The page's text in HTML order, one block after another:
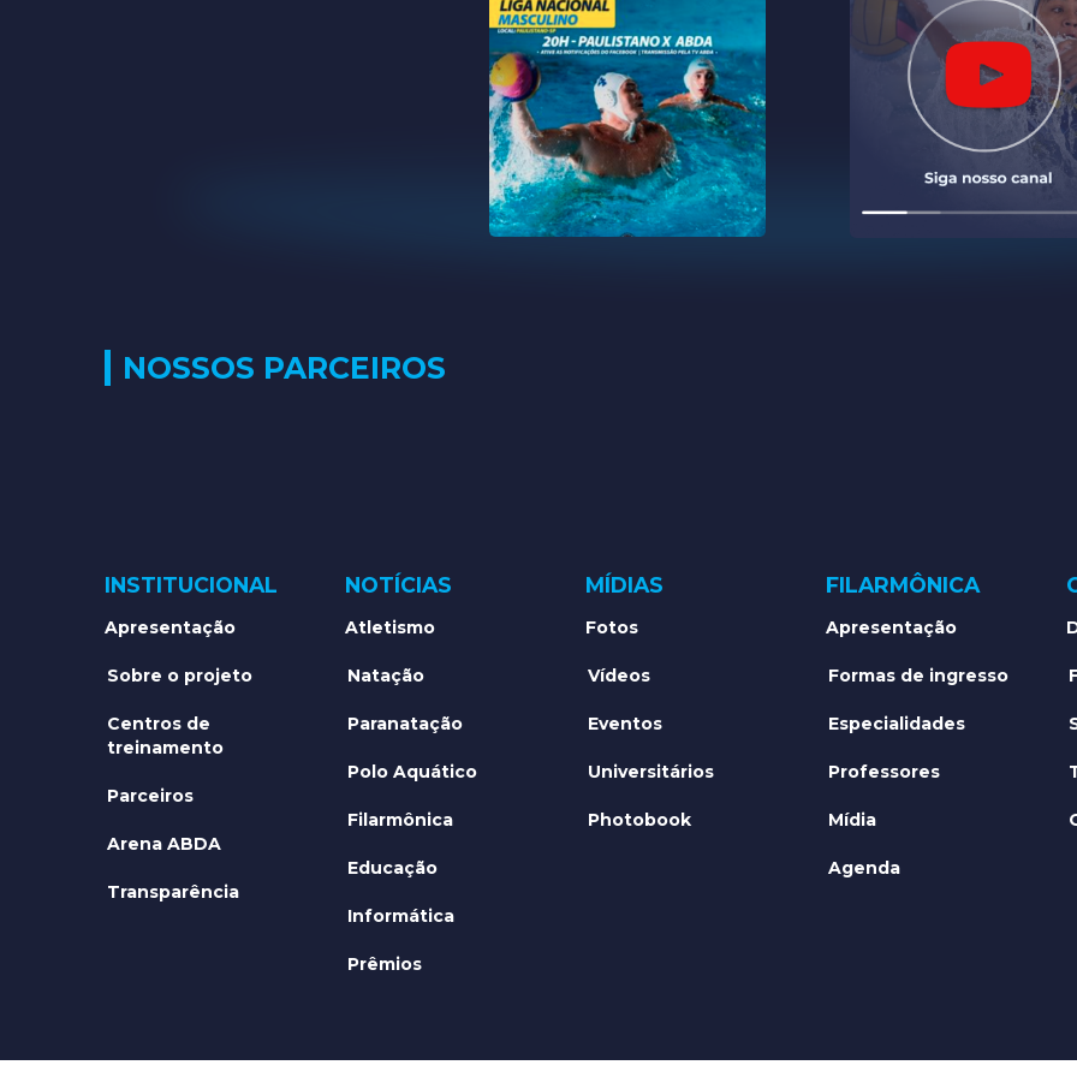
NOSSOS PARCEIROS
INSTITUCIONAL
Apresentação
Sobre o projeto
Centros de
treinamento
Parceiros
Arena ABDA
Transparência
NOTÍCIAS
Atletismo
Natação
Paranatação
Polo Aquático
Filarmônica
Educação
Informática
Prêmios
MÍDIAS
Fotos
Vídeos
Eventos
Universitários
Photobook
FILARMÔNICA
Apresentação
Formas de ingresso
Especialidades
Professores
Mídia
Agenda